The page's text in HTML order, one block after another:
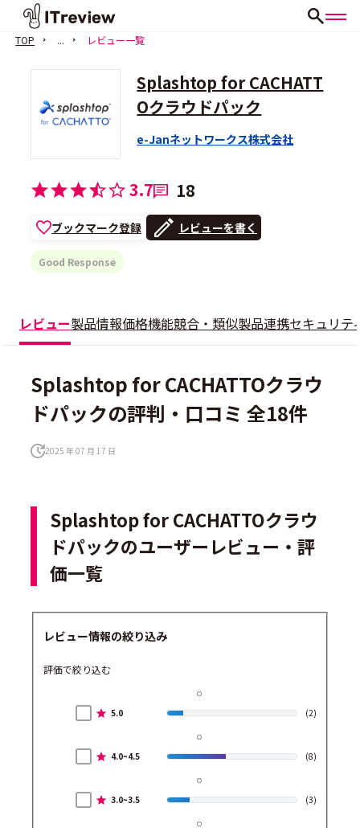
TOP ... レビュー一覧
Splashtop for CACHATT
Oクラウドパック
e-Janネットワークス株式会社
3.7 18
ブックマーク登録 レビューを書く
Good Response
レビュー製品情報価格機能競合・類似製品連携セキュリテ
Splashtop for CACHATTOクラウ
ドパックの評判・口コミ 全18件
2025 年 07 月 17 日
Splashtop for CACHATTOクラウ
ドパックのユーザーレビュー・評
価一覧
レビュー情報の絞り込み
評価で絞り込む
5.0 (2)
4.0~4.5 (8)
3.0~3.5 (3)